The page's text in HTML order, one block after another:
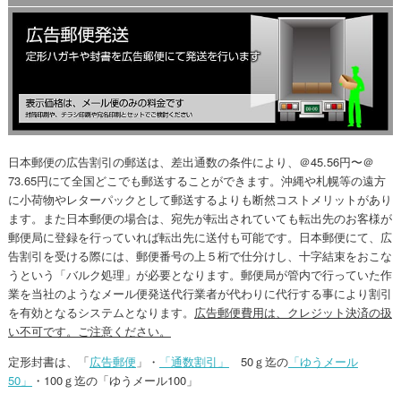
日本郵便の広告割引の郵送は、差出通数の条件により、＠45.56円〜＠
73.65円にて全国どこでも郵送することができます。沖縄や札幌等の遠方
に小荷物やレターパックとして郵送するよりも断然コストメリットがあり
ます。また日本郵便の場合は、宛先が転出されていても転出先のお客様が
郵便局に登録を行っていれば転出先に送付も可能です。日本郵便にて、広
告割引を受ける際には、郵便番号の上５桁で仕分けし、十字結束をおこな
うという「バルク処理」が必要となります。郵便局が管内で行っていた作
業を当社のようなメール便発送代行業者が代わりに代行する事により割引
を有効となるシステムとなります。 広告郵便費用は、クレジット決済の扱
い不可です。ご注意ください。
定形封書は、「広告郵便 」・ 「通数割引」 50ｇ迄の「ゆうメール
50」
・100ｇ迄の「ゆうメール100」